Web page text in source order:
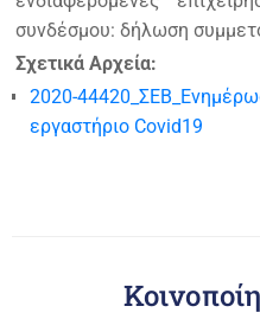
συνδέσμου: δήλωση
Σχετικά Αρχεία:
2020-
εργαστήριο Covid19